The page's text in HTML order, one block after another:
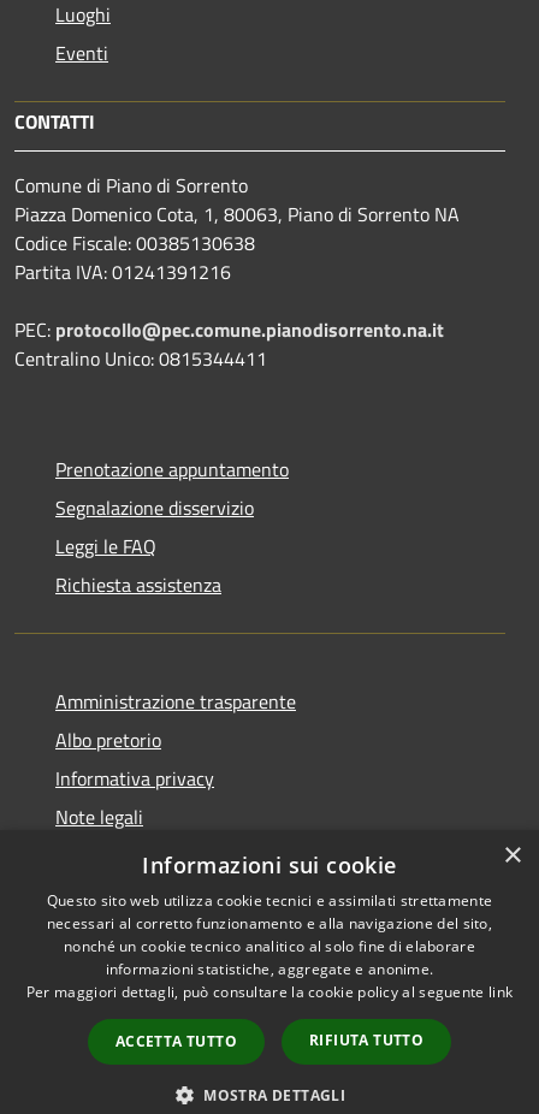
Luoghi
Eventi
CONTATTI
Comune di Piano di Sorrento
Piazza Domenico Cota, 1, 80063, Piano di Sorrento NA
Codice Fiscale: 00385130638
Partita IVA: 01241391216
PEC: protocollo@pec.comune.pianodisorrento.na.it
Centralino Unico: 0815344411
Prenotazione appuntamento
Segnalazione disservizio
Leggi le FAQ
Richiesta assistenza
Amministrazione trasparente
Albo pretorio
Informativa privacy
Note legali
Dichiarazione di accessibilità
Accessibilità
Copyright © 2026 • Comune di
Piano di Sorrento • Powered by
Municipium•
Accesso
redazione
×
Informazioni sui cookie
Questo sito web utilizza cookie tecnici e assimilati strettamente
necessari al corretto funzionamento e alla navigazione del sito,
nonché un cookie tecnico analitico al solo fine di elaborare
informazioni statistiche, aggregate e anonime.
Per maggiori dettagli, può consultare la cookie policy al seguente link
ACCETTA TUTTO RIFIUTA TUTTO
MOSTRA DETTAGLI